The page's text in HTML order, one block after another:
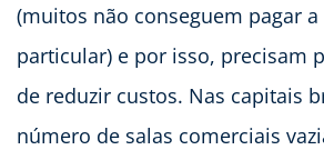
(muitos não conseguem pagar
particular) e por isso, precisam
de reduzir custos. Nas capitais
número de salas comerciais